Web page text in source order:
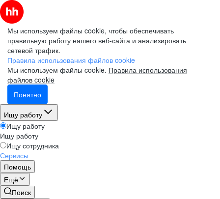
Мы используем файлы cookie, чтобы обеспечивать
правильную работу нашего веб-сайта и анализировать
сетевой трафик.
Правила использования файлов cookie
Мы используем файлы cookie. Правила использования
файлов cookie
Понятно
Ищу работу
Ищу работу
Ищу работу
Ищу сотрудника
Сервисы
Помощь
Ещё
Поиск